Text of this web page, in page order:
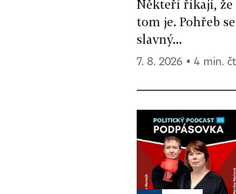
Někteří říkají, že
tom je. Pohřeb
slavný...
7. 8. 2026 ▪ 4 min.